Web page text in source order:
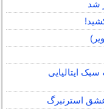
ایتالیایی
استرنبرگ